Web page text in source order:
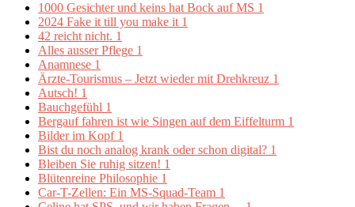
1000 Gesichter und keins hat Bock auf MS 1
2024 Fake it till you make it 1
42 reicht nicht. 1
Alles ausser Pflege 1
Anamnese 1
Ärzte-Tourismus – Jetzt wieder mit Drehkreuz 1
Autsch! 1
Bauchgefühl 1
Bergauf fahren ist wie Singen auf dem Eiffelturm 1
Bilder im Kopf 1
Bist du noch analog krank oder schon digital? 1
Bleiben Sie ruhig sitzen! 1
Blütenreine Philosophie 1
Car-T-Zellen: Ein MS-Squad-Team 1